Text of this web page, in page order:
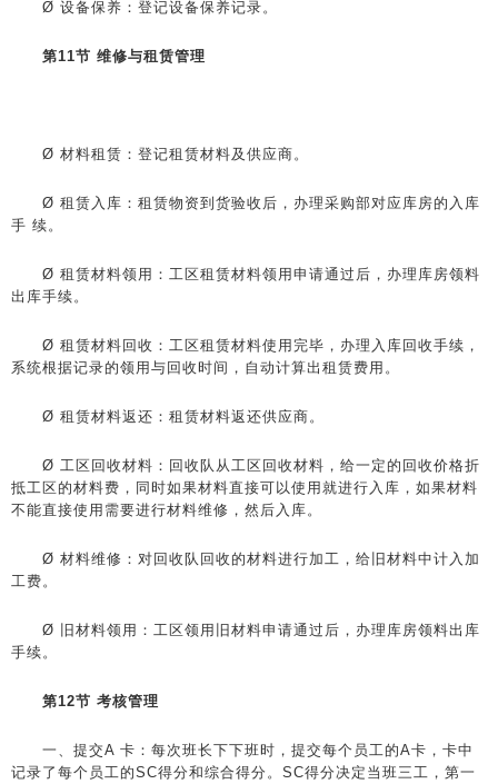
Ø 设备保养：登记设备保养记录。
第11节 维修与租赁管理
Ø 材料租赁：登记租赁材料及供应商。
Ø 租赁入库：租赁物资到货验收后，办理采购部对应库房的入库
手 续。
Ø 租赁材料领用：工区租赁材料领用申请通过后，办理库房领料
出库手续。
Ø 租赁材料回收：工区租赁材料使用完毕，办理入库回收手续，
系统根据记录的领用与回收时间，自动计算出租赁费用。
Ø 租赁材料返还：租赁材料返还供应商。
Ø 工区回收材料：回收队从工区回收材料，给一定的回收价格折
抵工区的材料费，同时如果材料直接可以使用就进行入库，如果材料
不能直接使用需要进行材料维修，然后入库。
Ø 材料维修：对回收队回收的材料进行加工，给旧材料中计入加
工费。
Ø 旧材料领用：工区领用旧材料申请通过后，办理库房领料出库
手续。
第12节 考核管理
一、提交A 卡：每次班长下下班时，提交每个员工的A卡，卡中
记录了每个员工的SC得分和综合得分。SC得分决定当班三工，第一